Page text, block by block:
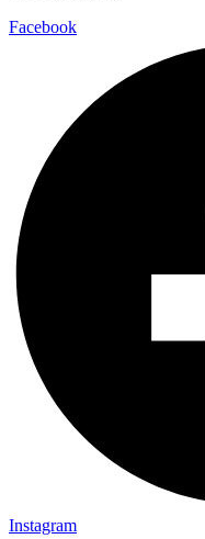
Facebook
Instagram